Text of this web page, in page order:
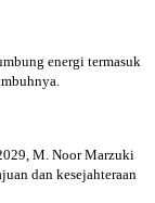
energi termasuk
M. Noor Marzuki
dan kesejahteraan